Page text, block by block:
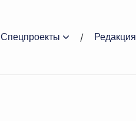
Спецпроекты Редакция